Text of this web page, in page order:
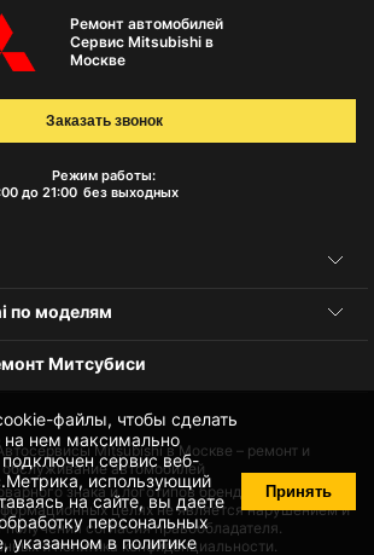
файлы, чтобы сделать
нем максимально
сервис веб-
использующий
на сайте, вы даете
персональных
указанном в политике
Принять
Ремонт автомобилей
Сервис Mitsubishi в
Москве
Режим работы:
до 21:00 без выходных
Заказать звонок
по моделям
Митсубиси
Mitsubishi в Москве – ремонт и
обслуживание автомобилей
знака и логотипов бренда происходит
целях не является нарушением и
получения согласия правообладателя.
и политика конфиденциальности.